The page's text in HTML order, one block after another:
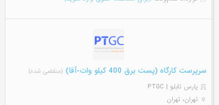
سرپرست کارگاه (پست برق 400 کیلو وات-آقا) (منقضی شده)
پارس تابلو | PTGC
تهران، تهران